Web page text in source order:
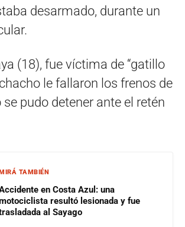
desarmado, durante un
(18), fue víctima de “gatillo
le fallaron los frenos de
se pudo detener ante el retén
TAMBIÉN
en Costa Azul: una
resultó lesionada y fue
al Sayago